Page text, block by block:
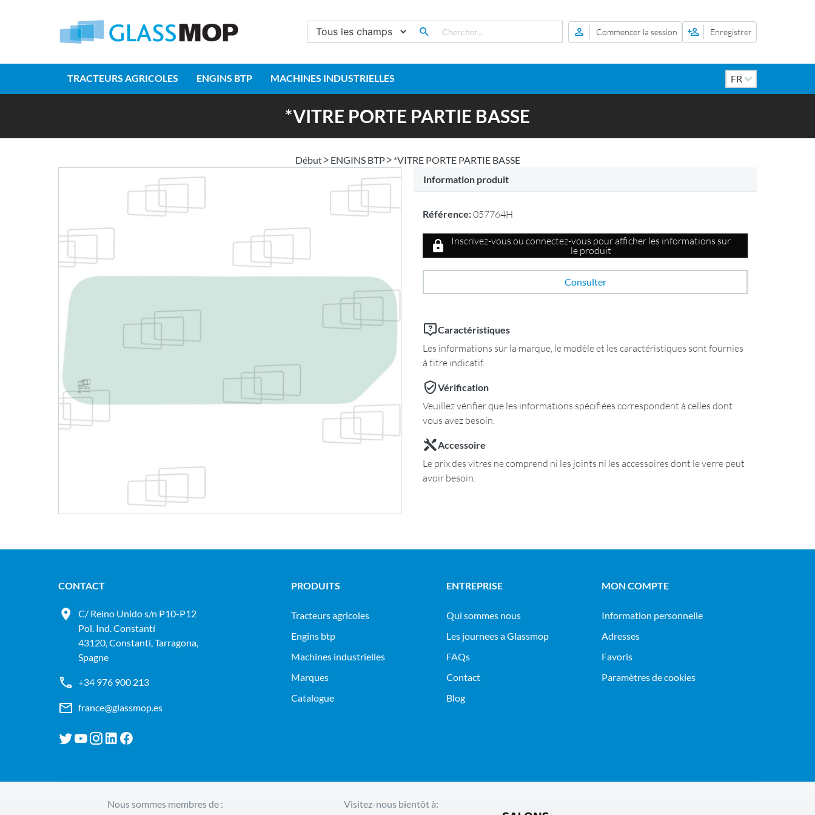
Commencer la session Enregistrer
TRACTEURS AGRICOLES ENGINS BTP MACHINES INDUSTRIELLES
*VITRE PORTE PARTIE BASSE
Début ENGINS BTP
*VITRE PORTE PARTIE BASSE
Information produit
Référence:057764H
Inscrivez-vous ou connectez-vous pour afficher les informations sur
le produit
Consulter
Caractéristiques
Les informations sur la marque, le modèle et les caractéristiques sont fournies
à titre indicatif.
Vérification
Veuillez vérifier que les informations spécifiées correspondent à celles dont
vous avez besoin.
Accessoire
Le prix des vitres ne comprend ni les joints ni les accessoires dont le verre peut
avoir besoin.
CONTACT
C/ Reino Unido s/n P10-P12
Pol. Ind. Constantí
43120, Constantí, Tarragona,
Spagne
+34 976 900 213
france@glassmop.es
PRODUITS
tracteurs agricoles
engins btp
machines industrielles
Marques
Catalogue
ENTREPRISE
Qui sommes nous
Les journees a Glassmop
FAQs
Contact
Blog
MON COMPTE
Information personnelle
Adresses
Favoris
Paramètres de cookies
Nous sommes membres de : Visitez-nous bientôt à: